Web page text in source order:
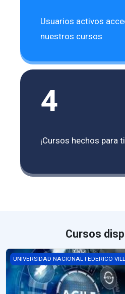
Usuarios activos
nuestros cursos
4
¡Cursos hechos para
Cursos
PLANEAMIENTO ESTRATÉGICO
UNIVERSIDAD NACIONAL FEDERICO